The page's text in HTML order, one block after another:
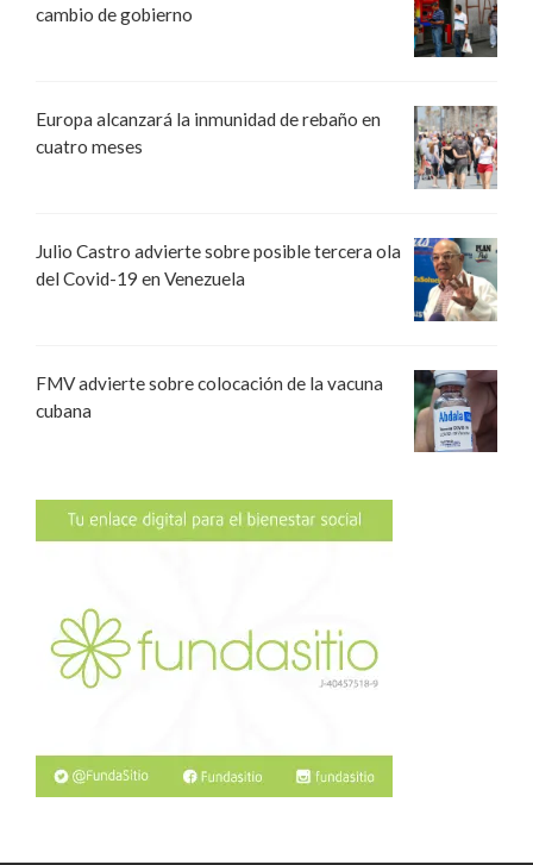
cambio de gobierno
Europa alcanzará la inmunidad de rebaño en
cuatro meses
Julio Castro advierte sobre posible tercera ola
del Covid-19 en Venezuela
FMV advierte sobre colocación de la vacuna
cubana